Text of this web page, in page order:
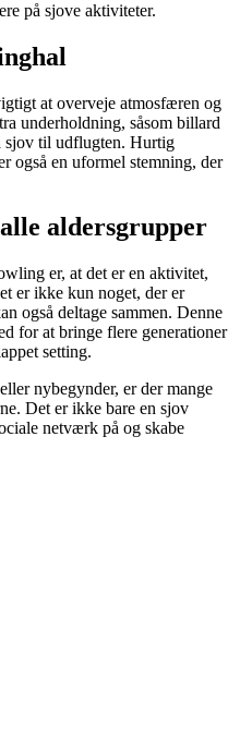
på sjove aktiviteter.
at overveje atmosfæren og
underholdning, såsom billard
sjov til udflugten. Hurtig
også en uformel stemning, der
aldersgrupper
er, at det er en aktivitet,
er ikke kun noget, der er
også deltage sammen. Denne
for at bringe flere generationer
setting.
nybegynder, er der mange
Det er ikke bare en sjov
netværk på og skabe